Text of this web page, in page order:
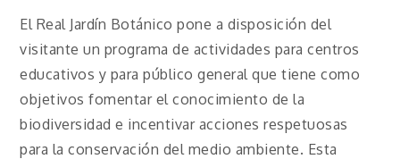
El Real Jardín Botánico pone a disposición del
visitante un programa de actividades para centros
educativos y para público general que tiene como
objetivos fomentar el conocimiento de la
biodiversidad e incentivar acciones respetuosas
para la conservación del medio ambiente. Esta